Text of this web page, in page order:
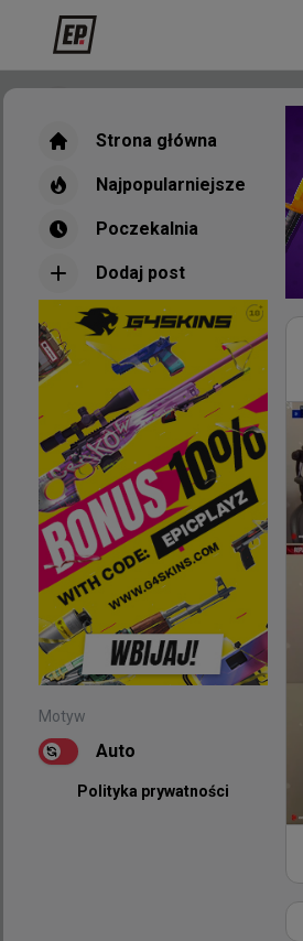
Dodaj post
Motyw
Strona główna
Najpopularniejsze
Poczekalnia
Dodaj post
Motyw
Auto
Polityka prywatności